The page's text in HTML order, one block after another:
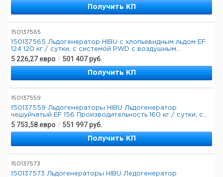
Получить КП
150137565
150137565 Льдогенератор HIBU с хлопьевидным льдом EF
124 120 кг / сутки, с системой PWD с воздушным...
5 226,27 евро / 501 407 руб.
Получить КП
150137559
150137559 Льдогенераторы HIBU Льдогенератор
чешуйчатый EF 156 Производительность 160 кг / сутки, с...
5 753,58 евро / 551 997 руб.
Получить КП
150137573
150137573 Льдогенераторы HIBU Ледогенератор